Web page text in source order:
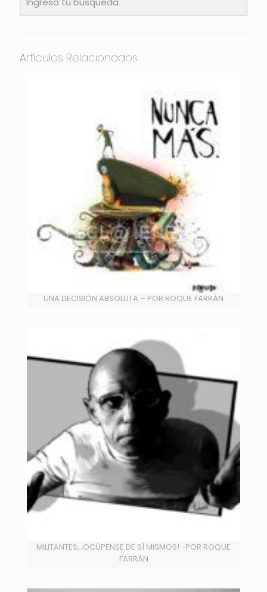
Artículos Relacionados
UNA DECISIÓN ABSOLUTA – POR ROQUE FARRÁN
MILITANTES, ¡OCÚPENSE DE SÍ MISMOS! -POR ROQUE
FARRÁN